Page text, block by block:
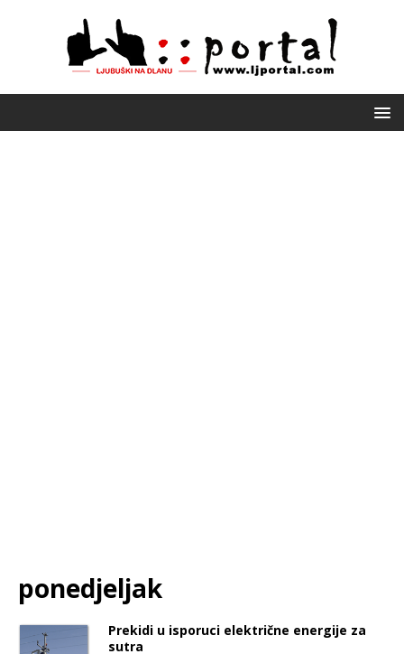
ponedjeljak
Prekidi u isporuci električne energije za
sutra